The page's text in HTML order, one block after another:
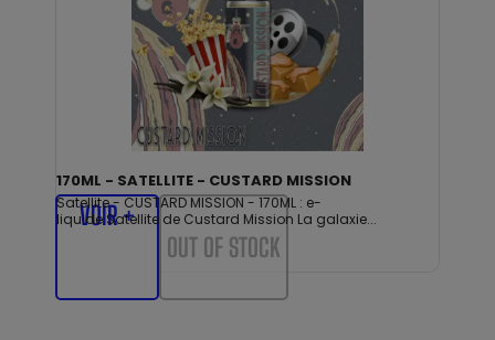
170ML - SATELLITE - CUSTARD MISSION
Satellite - CUSTARD MISSION - 170ML : e-
liquide Satellite de Custard Mission La galaxie...
VOIR +
OUT OF STOCK